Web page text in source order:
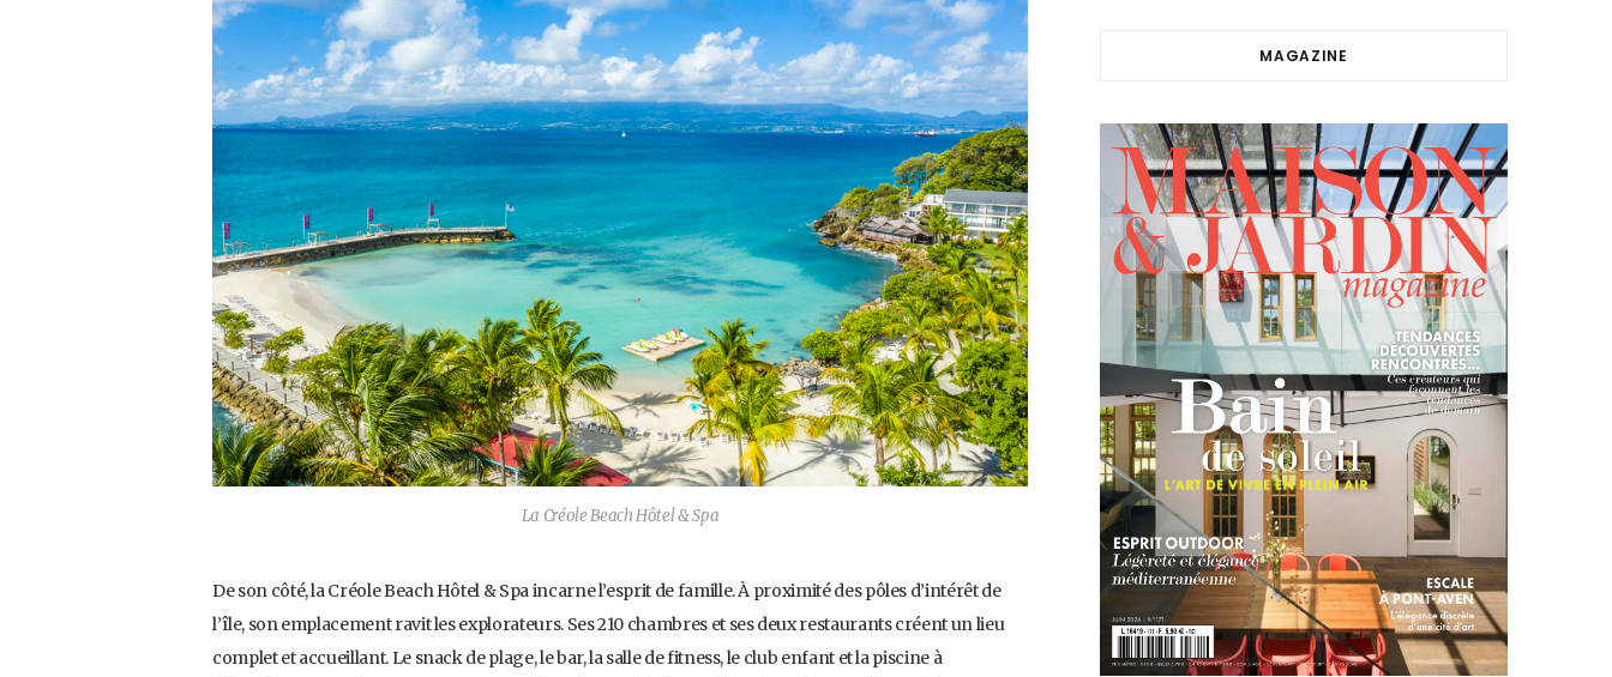
La Créole Beach Hôtel & Spa
De son côté, la Créole Beach Hôtel & Spa incarne l’esprit de famille. À proximité des pôles d’intérêt de
l’île, son emplacement ravit les explorateurs. Ses 210 chambres et ses deux restaurants créent un lieu
complet et accueillant. Le snack de plage, le bar, la salle de fitness, le club enfant et la piscine à
MAGAZINE